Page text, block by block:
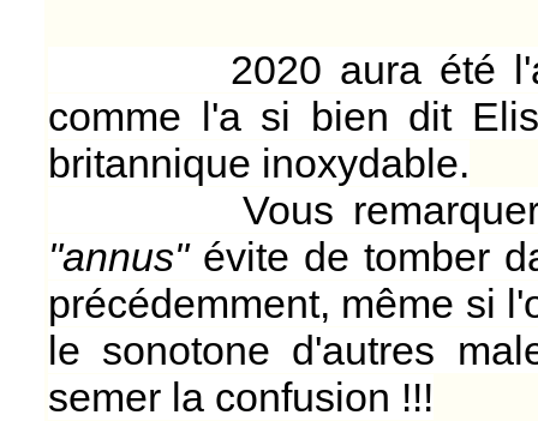
2020 aura été
comme l'a si bien dit
britannique inoxydable.
Vous remarquerez
"annus"évite de tomber
précédemment, même si
le sonotone d'autres
semer la confusion !!!